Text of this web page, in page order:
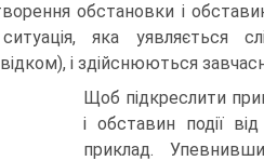
обстановки і
яка уявляється
і здійснюються завчасно
Щоб підкреслити
і обставин події
приклад.